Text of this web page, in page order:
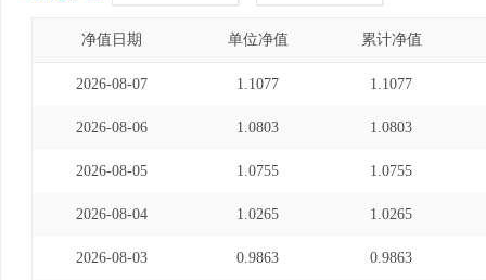
净值日期 单位净值 累计净值
2026-08-07 1.1077 1.1077
2026-08-06 1.0803 1.0803
2026-08-05 1.0755 1.0755
2026-08-04 1.0265 1.0265
2026-08-03 0.9863 0.9863